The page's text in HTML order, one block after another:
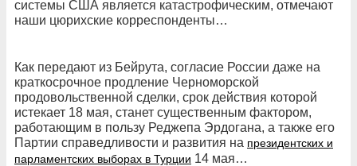
системы США является катастрофическим, отмечают
наши цюрихские корреспонденты…
Как передают из Бейрута, согласие России даже на
краткосрочное продление Черноморской
продовольственной сделки, срок действия которой
истекает 18 мая, станет существенным фактором,
работающим в пользу Реджепа Эрдогана, а также его
Партии справедливости и развития на президентских и
парламентских выборах в Турции 14 мая…